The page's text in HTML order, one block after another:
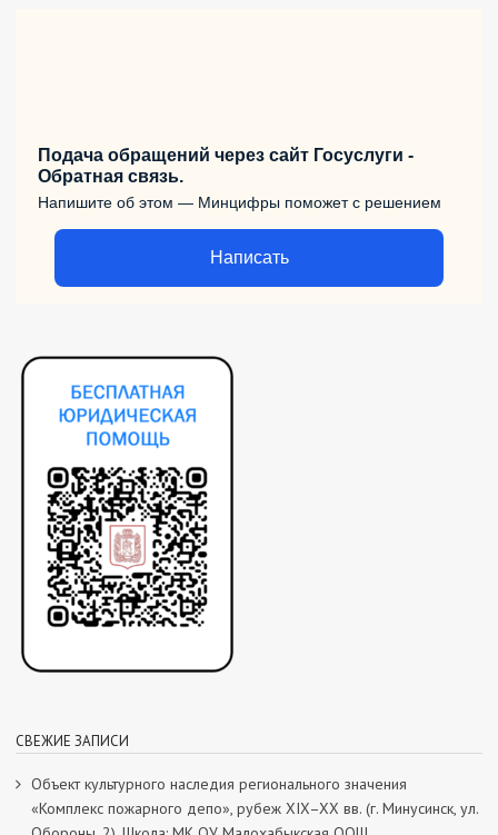
Подача обращений через сайт Госуслуги -
Обратная связь.
Напишите об этом — Минцифры поможет с решением
Написать
СВЕЖИЕ ЗАПИСИ
Объект культурного наследия регионального значения
«Комплекс пожарного депо», рубеж XIX–XX вв. (г. Минусинск, ул.